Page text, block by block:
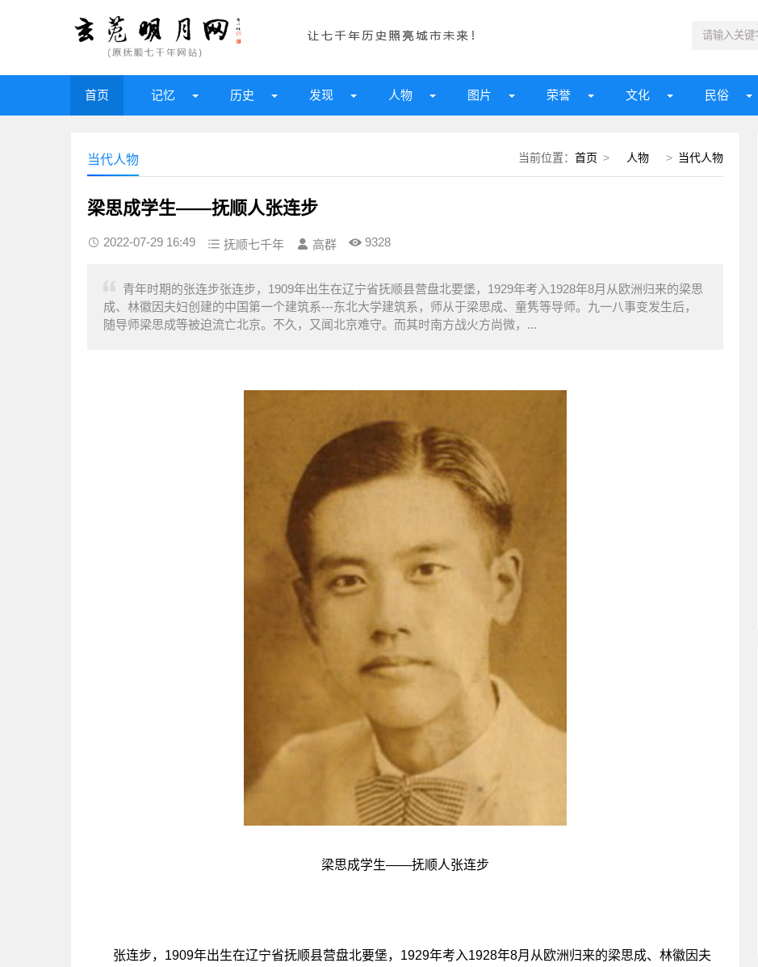
首页 记忆 历史 发现 人物 图片 荣誉 文化 民俗
当前位置： 首页 > 人物 > 当代人物
当代人物
梁思成学生——抚顺人张连步
2022-07-29 16:49 抚顺七千年 高群 9328
青年时期的张连步张连步，1909年出生在辽宁省抚顺县营盘北要堡，1929年考入1928年8月从欧洲归来的梁思
成、林徽因夫妇创建的中国第一个建筑系---东北大学建筑系，师从于梁思成、童隽等导师。九一八事变发生后，
随导师梁思成等被迫流亡北京。不久，又闻北京难守。而其时南方战火方尚微，...
梁思成学生——抚顺人张连步
张连步，1909年出生在辽宁省抚顺县营盘北要堡，1929年考入1928年8月从欧洲归来的梁思成、林徽因夫